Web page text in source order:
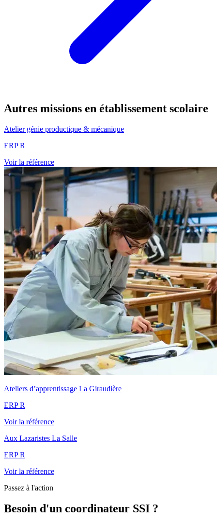
Autres missions en établissement scolaire
Atelier génie productique & mécanique
ERP R
Voir la référence
Ateliers d’apprentissage La Giraudière
ERP R
Voir la référence
Aux Lazaristes La Salle
ERP R
Voir la référence
Passez à l'action
Besoin d'un coordinateur SSI ?